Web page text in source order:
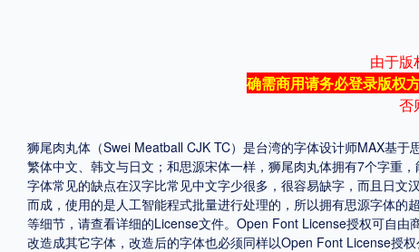
重要提示：本站提供的字体除标注“免费商用”的字体外，即使显示“免费下载”，商
由于版
确需商用请务必登录版权
否
狮尾肉丸体（Swei Meatball CJK TC）是台湾的字体设计师MAX基
繁体中文、韩文与日文；和思源宋体一样，狮尾肉丸体拥有7个字重
字体常见的缺点在汉字比常见中文字少很多，很容易缺字，而且日
而成，使用的是人工智能程式批量进行处理的，所以拥有思源字体
等细节，请查看详细的License文件。Open Font License授权可自
改造成其它字体，改造后的字体也必须同样以Open Font License授